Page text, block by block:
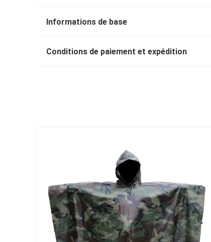
Informations de base
Conditions de paiement et expédition